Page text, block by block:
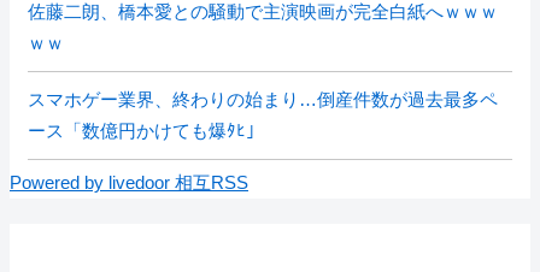
佐藤二朗、橋本愛との騒動で主演映画が完全白紙へｗｗｗ
ｗｗ
スマホゲー業界、終わりの始まり…倒産件数が過去最多ペ
ース「数億円かけても爆ﾀﾋ」
Powered by livedoor 相互RSS